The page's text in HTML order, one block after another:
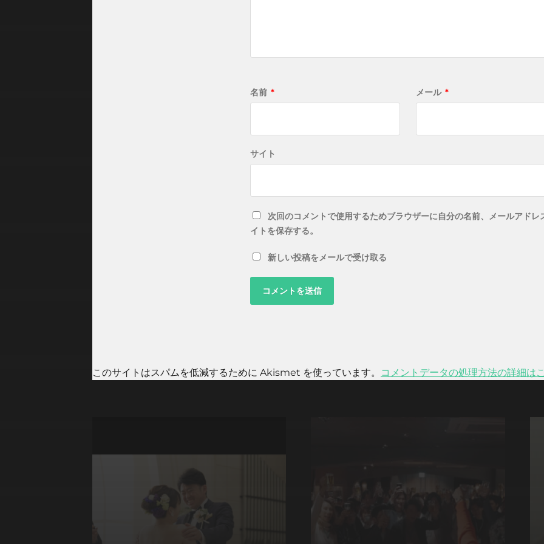
名前 * メール *
サイト
次回のコメントで使用するためブラウザーに自分の名前、メールアドレ
イトを保存する。
新しい投稿をメールで受け取る
このサイトはスパムを低減するために Akismet を使っています。 コメントデータの処理方法の詳細は